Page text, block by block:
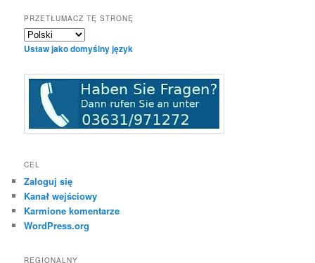
PRZETŁUMACZ TĘ STRONĘ
Ustaw jako domyślny język
CEL
Zaloguj się
Kanał wejściowy
Karmione komentarze
WordPress.org
REGIONALNY